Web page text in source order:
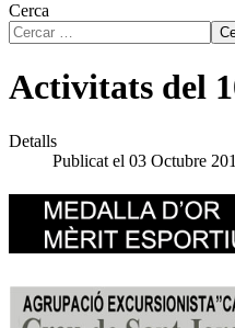
Cerca
Activitats del
Detalls
Publicat el 03 Octubre